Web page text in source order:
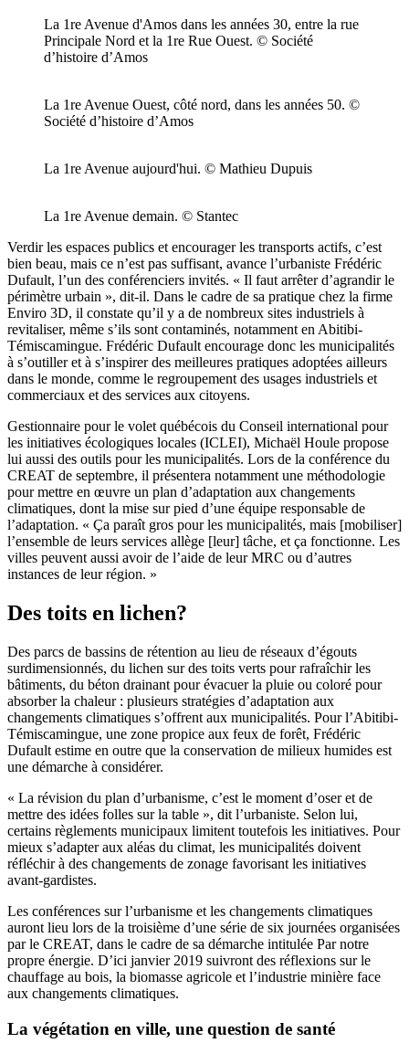
La 1re Avenue d'Amos dans les années 30, entre la rue
Principale Nord et la 1re Rue Ouest. © Société
d’histoire d’Amos
La 1re Avenue Ouest, côté nord, dans les années 50. ©
Société d’histoire d’Amos
La 1re Avenue aujourd'hui. © Mathieu Dupuis
La 1re Avenue demain. © Stantec
Verdir les espaces publics et encourager les transports actifs, c’est
bien beau, mais ce n’est pas suffisant, avance l’urbaniste Frédéric
Dufault, l’un des conférenciers invités. « Il faut arrêter d’agrandir le
périmètre urbain », dit-il. Dans le cadre de sa pratique chez la firme
Enviro 3D, il constate qu’il y a de nombreux sites industriels à
revitaliser, même s’ils sont contaminés, notamment en Abitibi-
Témiscamingue. Frédéric Dufault encourage donc les municipalités
à s’outiller et à s’inspirer des meilleures pratiques adoptées ailleurs
dans le monde, comme le regroupement des usages industriels et
commerciaux et des services aux citoyens.
Gestionnaire pour le volet québécois du Conseil international pour
les initiatives écologiques locales (ICLEI), Michaël Houle propose
lui aussi des outils pour les municipalités. Lors de la conférence du
CREAT de septembre, il présentera notamment une méthodologie
pour mettre en œuvre un plan d’adaptation aux changements
climatiques, dont la mise sur pied d’une équipe responsable de
l’adaptation. « Ça paraît gros pour les municipalités, mais [mobiliser]
l’ensemble de leurs services allège [leur] tâche, et ça fonctionne. Les
villes peuvent aussi avoir de l’aide de leur MRC ou d’autres
instances de leur région. »
Des toits en lichen?
Des parcs de bassins de rétention au lieu de réseaux d’égouts
surdimensionnés, du lichen sur des toits verts pour rafraîchir les
bâtiments, du béton drainant pour évacuer la pluie ou coloré pour
absorber la chaleur : plusieurs stratégies d’adaptation aux
changements climatiques s’offrent aux municipalités. Pour l’Abitibi-
Témiscamingue, une zone propice aux feux de forêt, Frédéric
Dufault estime en outre que la conservation de milieux humides est
une démarche à considérer.
« La révision du plan d’urbanisme, c’est le moment d’oser et de
mettre des idées folles sur la table », dit l’urbaniste. Selon lui,
certains règlements municipaux limitent toutefois les initiatives. Pour
mieux s’adapter aux aléas du climat, les municipalités doivent
réfléchir à des changements de zonage favorisant les initiatives
avant-gardistes.
Les conférences sur l’urbanisme et les changements climatiques
auront lieu lors de la troisième d’une série de six journées organisées
par le CREAT, dans le cadre de sa démarche intitulée Par notre
propre énergie. D’ici janvier 2019 suivront des réflexions sur le
chauffage au bois, la biomasse agricole et l’industrie minière face
aux changements climatiques.
La végétation en ville, une question de santé